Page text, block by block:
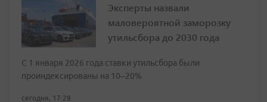
Эксперты назвали
маловероятной заморозку
утильсбора до 2030 года
С 1 января 2026 года ставки утильсбора были
проиндексированы на 10–20%
сегодня, 17:28